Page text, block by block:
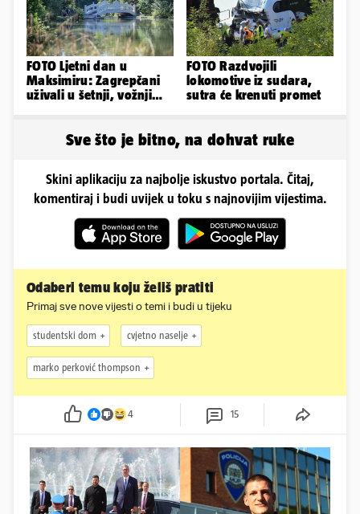
FOTO Ljetni dan u
Maksimiru: Zagrepčani
uživali u šetnji, vožnji
FOTO Razdvojili
lokomotive iz sudara,
sutra će krenuti promet
Sve što je bitno, na dohvat ruke
Skini aplikaciju za najbolje iskustvo portala. Čitaj,
komentiraj i budi uvijek u toku s najnovijim vijestima.
Odaberi temu koju želiš pratiti
Primaj sve nove vijesti o temi i budi u tijeku
studentski dom cvjetno naselje
marko perković thompson
4 15